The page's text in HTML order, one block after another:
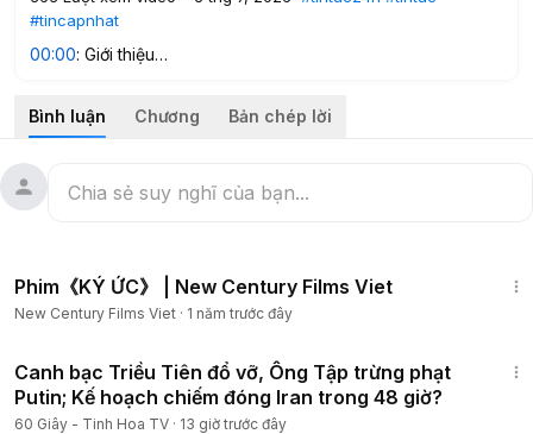
#tincapnhat
00:00: Giới thiệu
dân Trung Quốc
3:14: Gần một phần ba đảng viên Dân chủ ủng hộ lãnh đạo tự
6:01
: Ukraine “đánh sập” toàn bộ hệ thống lọc dầu cung cấp
cho Moscow
9:47 : Dmitry Medvedev dẫn đầu phái đoàn Nga tới lễ tang
Ali Khamenei
bánh từ xa ở Ấn Độ
14:14 : Kim Jong Un lên án Nhật Bản “hiếu chiến” giữa lúc
Triều Tiên mở rộng kho vũ khí hạt nhân
Bình luận Chương Bản chép lời
Phim《KÝ ỨC》 | New Century Films Viet
New Century Films Viet · 1 năm trước đây
Canh bạc Triều Tiên đổ vỡ, Ông Tập trừng phạt
Putin; Kế hoạch chiếm đóng Iran trong 48 giờ?
60 Giây - Tinh Hoa TV · 13 giờ trước đây